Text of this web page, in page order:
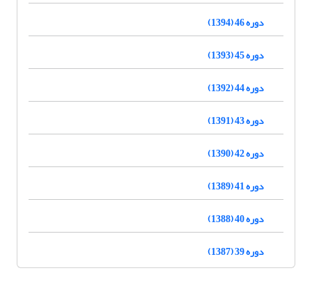
دوره 46 (1394)
دوره 45 (1393)
دوره 44 (1392)
دوره 43 (1391)
دوره 42 (1390)
دوره 41 (1389)
دوره 40 (1388)
دوره 39 (1387)